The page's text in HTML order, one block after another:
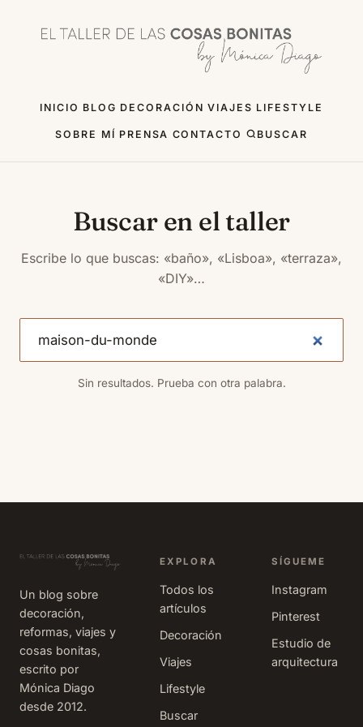
INICIO BLOG DECORACIÓN VIAJES LIFESTYLE
SOBRE MÍ PRENSA CONTACTO BUSCAR
Buscar en el taller
Escribe lo que buscas: «baño», «Lisboa», «terraza»,
«DIY»…
Sin resultados. Prueba con otra palabra.
Un blog sobre
decoración,
reformas, viajes y
cosas bonitas,
escrito por
Mónica Diago
desde 2012.
EXPLORA
Todos los
artículos
Decoración
Viajes
Lifestyle
Buscar
SÍGUEME
Instagram
Pinterest
Estudio de
arquitectura